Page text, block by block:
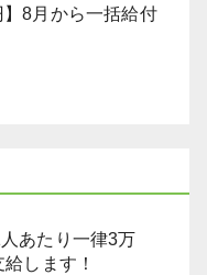
】8月から一括給付
あたり一律3万
します！